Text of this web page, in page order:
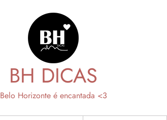
BH DICAS
Belo Horizonte é encantada <3